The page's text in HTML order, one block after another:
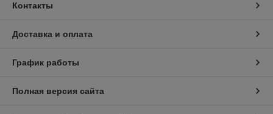
Контакты
Доставка и оплата
График работы
Полная версия сайта